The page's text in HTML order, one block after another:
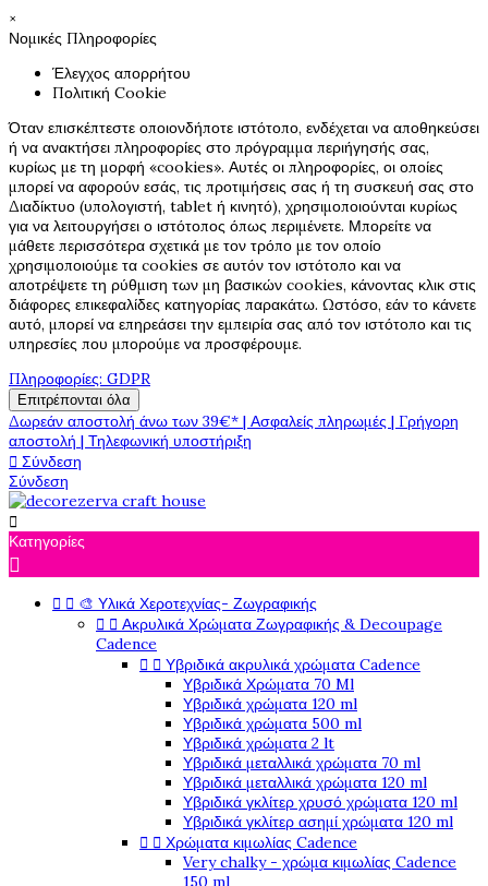
×
Νομικές Πληροφορίες
Έλεγχος απορρήτου
Πολιτική Cookie
Όταν επισκέπτεστε οποιονδήποτε ιστότοπο, ενδέχεται να αποθηκεύσει
ή να ανακτήσει πληροφορίες στο πρόγραμμα περιήγησής σας,
κυρίως με τη μορφή «cookies». Αυτές οι πληροφορίες, οι οποίες
μπορεί να αφορούν εσάς, τις προτιμήσεις σας ή τη συσκευή σας στο
Διαδίκτυο (υπολογιστή, tablet ή κινητό), χρησιμοποιούνται κυρίως
για να λειτουργήσει ο ιστότοπος όπως περιμένετε. Μπορείτε να
μάθετε περισσότερα σχετικά με τον τρόπο με τον οποίο
χρησιμοποιούμε τα cookies σε αυτόν τον ιστότοπο και να
αποτρέψετε τη ρύθμιση των μη βασικών cookies, κάνοντας κλικ στις
διάφορες επικεφαλίδες κατηγορίας παρακάτω. Ωστόσο, εάν το κάνετε
αυτό, μπορεί να επηρεάσει την εμπειρία σας από τον ιστότοπο και τις
υπηρεσίες που μπορούμε να προσφέρουμε.
Πληροφορίες: GDPR
Επιτρέπονται όλα
Δωρεάν αποστολή άνω των 39€* | Ασφαλείς πληρωμές | Γρήγορη
αποστολή | Τηλεφωνική υποστήριξη
 Σύνδεση
Σύνδεση

Κατηγορίες

  🎨 Υλικά Χεροτεχνίας- Ζωγραφικής
  Ακρυλικά Χρώματα Ζωγραφικής & Decoupage
Cadence
  Υβριδικά ακρυλικά χρώματα Cadence
Υβριδικά Χρώματα 70 Ml
Υβριδικά χρώματα 120 ml
Υβριδικά χρώματα 500 ml
Υβριδικά χρώματα 2 lt
Υβριδικά μεταλλικά χρώματα 70 ml
Υβριδικά μεταλλικά χρώματα 120 ml
Υβριδικά γκλίτερ χρυσό χρώματα 120 ml
Υβριδικά γκλίτερ ασημί χρώματα 120 ml
  Χρώματα κιμωλίας Cadence
Very chalky - χρώμα κιμωλίας Cadence
150 ml